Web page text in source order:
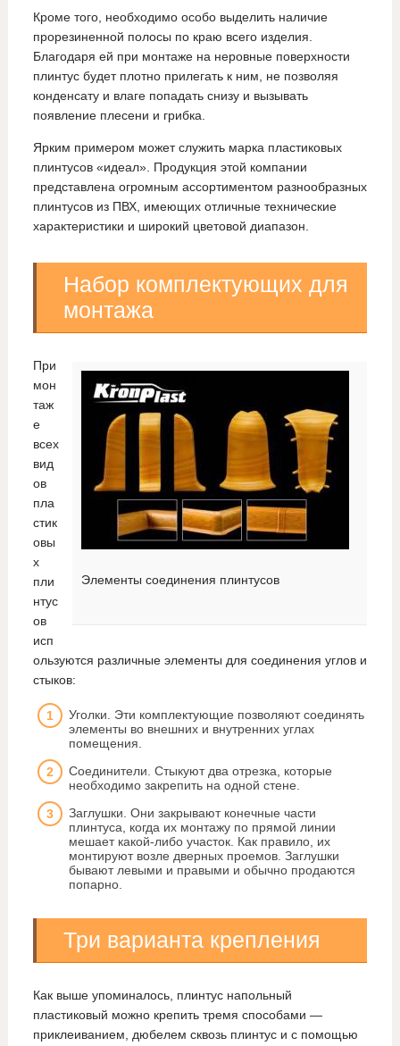
Кроме того, необходимо особо выделить наличие
прорезиненной полосы по краю всего изделия.
Благодаря ей при монтаже на неровные поверхности
плинтус будет плотно прилегать к ним, не позволяя
конденсату и влаге попадать снизу и вызывать
появление плесени и грибка.
Ярким примером может служить марка пластиковых
плинтусов «идеал». Продукция этой компании
представлена огромным ассортиментом разнообразных
плинтусов из ПВХ, имеющих отличные технические
характеристики и широкий цветовой диапазон.
Набор комплектующих для
монтажа
Элементы соединения плинтусов
При
мон
таж
е
всех
вид
ов
пла
стик
овы
х
пли
нтус
ов
исп
ользуются различные элементы для соединения углов и
стыков:
Уголки. Эти комплектующие позволяют соединять
элементы во внешних и внутренних углах
помещения.
Соединители. Стыкуют два отрезка, которые
необходимо закрепить на одной стене.
Заглушки. Они закрывают конечные части
плинтуса, когда их монтажу по прямой линии
мешает какой-либо участок. Как правило, их
монтируют возле дверных проемов. Заглушки
бывают левыми и правыми и обычно продаются
попарно.
Три варианта крепления
Как выше упоминалось, плинтус напольный
пластиковый можно крепить тремя способами —
приклеиванием, дюбелем сквозь плинтус и с помощью